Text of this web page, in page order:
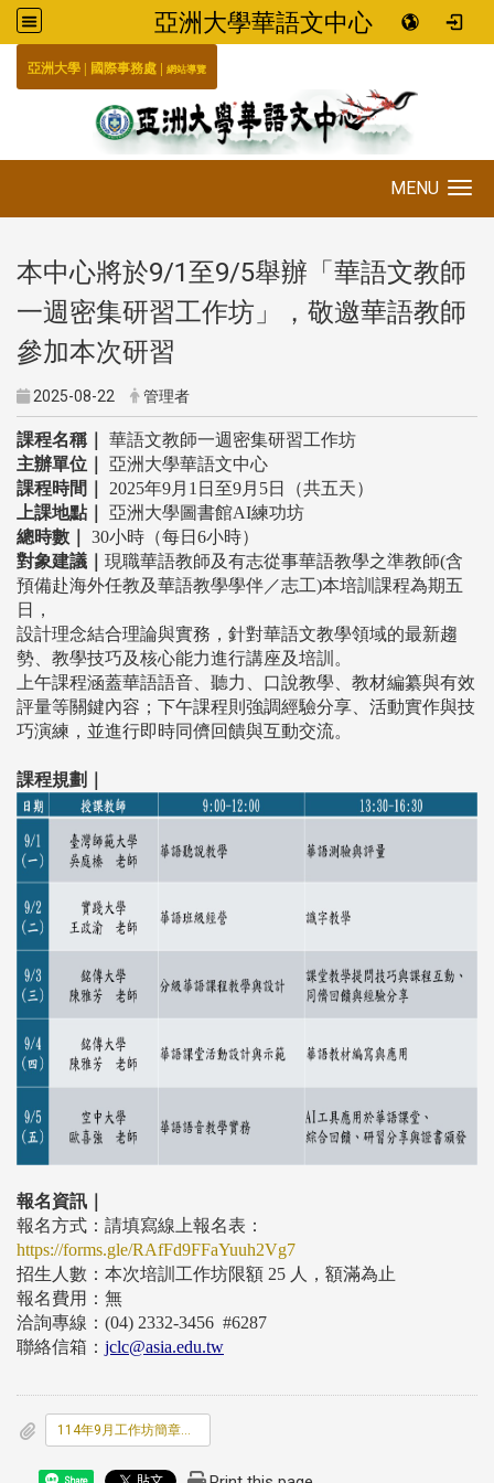
亞洲大學華語文中心
亞洲大學 國際事務處 | 網站導覽
MENU
本中心將於9/1至9/5舉辦「華語文教師
一週密集研習工作坊」，敬邀華語教師
參加本次研習
2025-08-22 管理者
課程名稱｜
華語文教師一週密集研習工作坊
主辦單位｜
亞洲大學華語文中心
課程時間｜
2025年9月1日至9月5日（共五天）
上課地點｜
亞洲大學圖書館AI練功坊
總時數｜
30小時（每日6小時）
對象建議｜ 現職華語教師及有志從事華語教學之準教師(含
預備赴海外任教及華語教學學伴／志工)本培訓課程為期五
日，
設計理念結合理論與實務，針對華語文教學領域的最新趨
勢、教學技巧及核心能力進行講座及培訓。
上午課程涵蓋華語語音、聽力、口說教學、教材編纂與有效
評量等關鍵內容；下午課程則強調經驗分享、活動實作與技
巧演練，並進行即時同儕回饋與互動交流。
課程規劃｜
報名資訊｜
報名方式：請填寫線上報名表：
https://forms.gle/RAfFd9FFaYuuh2Vg7
招生人數：本次培訓工作坊限額 25 人，額滿為止
報名費用：無
洽詢專線： (04) 2332-3456 #6287
聯絡信箱： jclc@asia.edu.tw
114年9月工作坊簡章暨課程手冊.pdf
Share